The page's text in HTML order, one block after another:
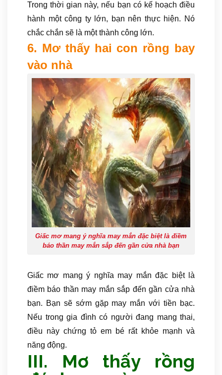
Trong thời gian này, nếu bạn có kế hoạch điều
hành một công ty lớn, bạn nên thực hiện. Nó
chắc chắn sẽ là một thành công lớn.
6. Mơ thấy hai con rồng bay
vào nhà
Giấc mơ mang ý nghĩa may mắn đặc biệt là điềm
báo thần may mắn sắp đến gần cửa nhà bạn
Giấc mơ mang ý nghĩa may mắn đặc biệt là
điềm báo thần may mắn sắp đến gần cửa nhà
bạn. Bạn sẽ sớm gặp may mắn với tiền bạc.
Nếu trong gia đình có người đang mang thai,
điều này chứng tỏ em bé rất khỏe mạnh và
năng động.
III. Mơ thấy rồng